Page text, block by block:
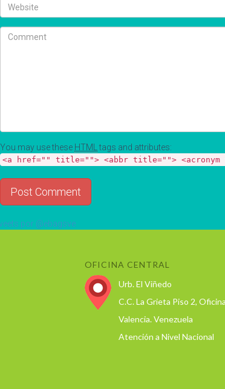
You may use these HTML tags and attributes:
<a href="" title=""> <abbr title=""> <acronym
por @ebagsve
OFICINA CENTRAL
Urb. El Viñedo
C.C. La Grieta Piso 2,
Valencia. Venezuela
Atención a Nivel Nacional